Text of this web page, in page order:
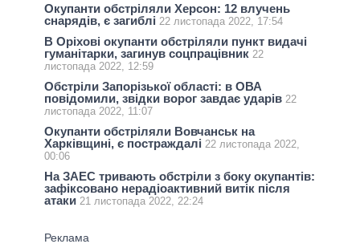
Окупанти обстріляли Херсон: 12 влучень
снарядів, є загиблі 22 листопада 2022, 17:54
В Оріхові окупанти обстріляли пункт видачі
гуманітарки, загинув соцпрацівник 22
листопада 2022, 12:59
Обстріли Запорізької області: в ОВА
повідомили, звідки ворог завдає ударів 22
листопада 2022, 11:07
Окупанти обстріляли Вовчанськ на
Харківщині, є постраждалі 22 листопада 2022,
00:06
На ЗАЕС тривають обстріли з боку окупантів:
зафіксовано нерадіоактивний витік після
атаки 21 листопада 2022, 22:24